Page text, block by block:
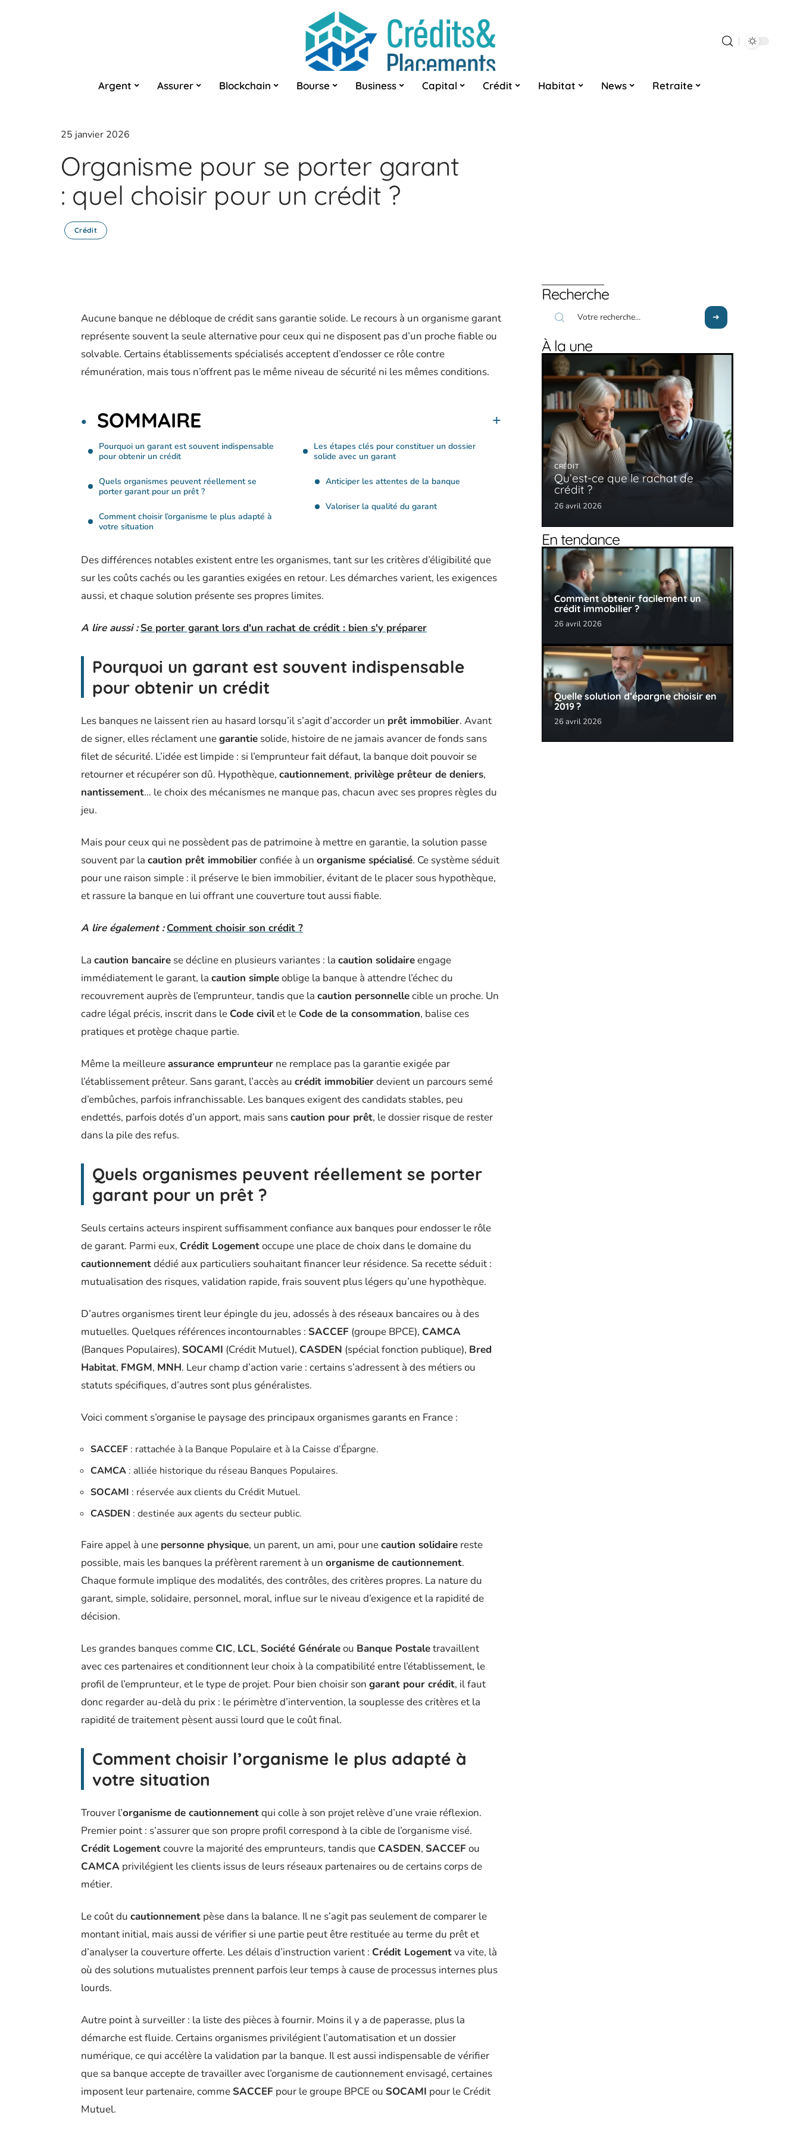
Argent Assurer Blockchain Bourse Business Capital Crédit Habitat News Retraite
25 janvier 2026
Organisme pour se porter garant
: quel choisir pour un crédit ?
Crédit
Aucune banque ne débloque de crédit sans garantie solide. Le recours à un organisme garant
représente souvent la seule alternative pour ceux qui ne disposent pas d’un proche fiable ou
solvable. Certains établissements spécialisés acceptent d’endosser ce rôle contre
rémunération, mais tous n’offrent pas le même niveau de sécurité ni les mêmes conditions.
SOMMAIRE
Pourquoi un garant est souvent indispensable
pour obtenir un crédit
Quels organismes peuvent réellement se
porter garant pour un prêt ?
Comment choisir l’organisme le plus adapté à
votre situation
Les étapes clés pour constituer un dossier
solide avec un garant
Anticiper les attentes de la banque
Valoriser la qualité du garant
Des différences notables existent entre les organismes, tant sur les critères d’éligibilité que
sur les coûts cachés ou les garanties exigées en retour. Les démarches varient, les exigences
aussi, et chaque solution présente ses propres limites.
A lire aussi : Se porter garant lors d'un rachat de crédit : bien s'y préparer
Pourquoi un garant est souvent indispensable
pour obtenir un crédit
Les banques ne laissent rien au hasard lorsqu’il s’agit d’accorder un prêt immobilier. Avant
de signer, elles réclament unegarantie solide, histoire de ne jamais avancer de fonds sans
filet de sécurité. L’idée est limpide : si l’emprunteur fait défaut, la banque doit pouvoir se
retourner et récupérer son dû. Hypothèque, cautionnement, privilège prêteur de deniers,
nantissement… le choix des mécanismes ne manque pas, chacun avec ses propres règles du
jeu.
Mais pour ceux qui ne possèdent pas de patrimoine à mettre en garantie, la solution passe
souvent par la caution prêt immobilierconfiée à un organisme spécialisé. Ce système séduit
pour une raison simple : il préserve le bien immobilier, évitant de le placer sous hypothèque,
et rassure la banque en lui offrant une couverture tout aussi fiable.
A lire également : Comment choisir son crédit ?
La caution bancaire se décline en plusieurs variantes : la caution solidaireengage
immédiatement le garant, la caution simpleoblige la banque à attendre l’échec du
recouvrement auprès de l’emprunteur, tandis que la caution personnellecible un proche. Un
cadre légal précis, inscrit dans le Code civilet le Code de la consommation, balise ces
pratiques et protège chaque partie.
Même la meilleureassurance emprunteur ne remplace pas la garantie exigée par
l’établissement prêteur. Sans garant, l’accès au crédit immobilierdevient un parcours semé
d’embûches, parfois infranchissable. Les banques exigent des candidats stables, peu
endettés, parfois dotés d’un apport, mais sanscaution pour prêt, le dossier risque de rester
dans la pile des refus.
Quels organismes peuvent réellement se porter
garant pour un prêt ?
Seuls certains acteurs inspirent suffisamment confiance aux banques pour endosser le rôle
de garant. Parmi eux, Crédit Logementoccupe une place de choix dans le domaine du
cautionnementdédié aux particuliers souhaitant financer leur résidence. Sa recette séduit :
mutualisation des risques, validation rapide, frais souvent plus légers qu’une hypothèque.
D’autres organismes tirent leur épingle du jeu, adossés à des réseaux bancaires ou à des
mutuelles. Quelques références incontournables : SACCEF (groupe BPCE), CAMCA
(Banques Populaires), SOCAMI (Crédit Mutuel), CASDEN (spécial fonction publique), Bred
Habitat, FMGM, MNH. Leur champ d’action varie : certains s’adressent à des métiers ou
statuts spécifiques, d’autres sont plus généralistes.
Voici comment s’organise le paysage des principaux organismes garants en France :
SACCEF : rattachée à la Banque Populaire et à la Caisse d’Épargne.
CAMCA : alliée historique du réseau Banques Populaires.
SOCAMI : réservée aux clients du Crédit Mutuel.
CASDEN : destinée aux agents du secteur public.
Faire appel à une personne physique, un parent, un ami, pour unecaution solidaire reste
possible, mais les banques la préfèrent rarement à un organisme de cautionnement.
Chaque formule implique des modalités, des contrôles, des critères propres. La nature du
garant, simple, solidaire, personnel, moral, influe sur le niveau d’exigence et la rapidité de
décision.
Les grandes banques comme CIC, LCL, Société Généraleou Banque Postaletravaillent
avec ces partenaires et conditionnent leur choix à la compatibilité entre l’établissement, le
profil de l’emprunteur, et le type de projet. Pour bien choisir son garant pour crédit, il faut
donc regarder au-delà du prix : le périmètre d’intervention, la souplesse des critères et la
rapidité de traitement pèsent aussi lourd que le coût final.
Comment choisir l’organisme le plus adapté à
votre situation
Trouver l’organisme de cautionnementqui colle à son projet relève d’une vraie réflexion.
Premier point : s’assurer que son propre profil correspond à la cible de l’organisme visé.
Crédit Logementcouvre la majorité des emprunteurs, tandis que CASDEN, SACCEFou
CAMCA privilégient les clients issus de leurs réseaux partenaires ou de certains corps de
métier.
Le coût du cautionnement pèse dans la balance. Il ne s’agit pas seulement de comparer le
montant initial, mais aussi de vérifier si une partie peut être restituée au terme du prêt et
d’analyser la couverture offerte. Les délais d’instruction varient : Crédit Logementva vite, là
où des solutions mutualistes prennent parfois leur temps à cause de processus internes plus
lourds.
Autre point à surveiller : la liste des pièces à fournir. Moins il y a de paperasse, plus la
démarche est fluide. Certains organismes privilégient l’automatisation et un dossier
numérique, ce qui accélère la validation par la banque. Il est aussi indispensable de vérifier
que sa banque accepte de travailler avec l’organisme de cautionnement envisagé, certaines
imposent leur partenaire, comme SACCEF pour le groupe BPCE ou SOCAMI pour le Crédit
Mutuel.
Recherche
À la une
CRÉDIT
Qu’est-ce que le rachat de
crédit ?
26 avril 2026
En tendance
Comment obtenir facilement un
crédit immobilier ?
26 avril 2026
Quelle solution d’épargne choisir en
2019 ?
26 avril 2026